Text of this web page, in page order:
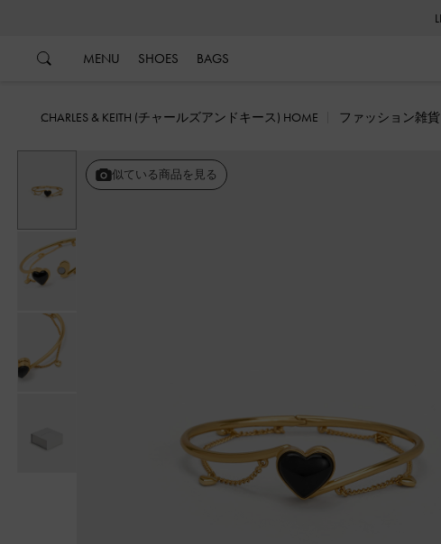
MENU SHOES BAGS
CHARLES & KEITH (チャールズアンドキース) HOME ファッション雑貨
似ている商品を見る